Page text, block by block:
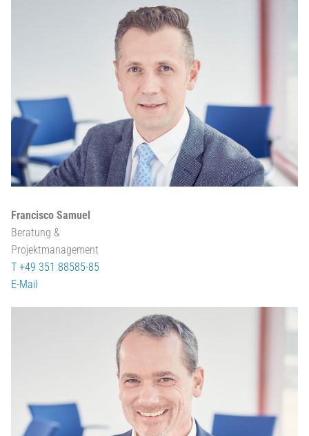
Francisco Samuel
Beratung &
Projektmanagement
T +49 351 88585-85
E-Mail